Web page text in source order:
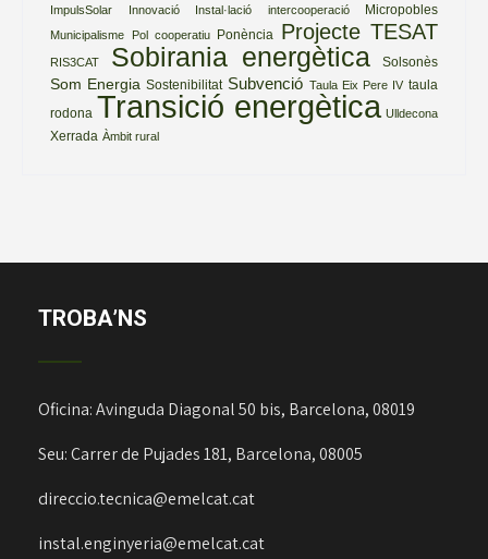
ImpulsSolar Innovació Instal·lació intercooperació Micropobles
Municipalisme Pol cooperatiu Ponència Projecte TESAT
RIS3CAT Sobirania energètica Solsonès
Som Energia Sostenibilitat Subvenció Taula Eix Pere IV taula
rodona Transició energètica Ulldecona
Xerrada Àmbit rural
TROBA’NS
Oficina: Avinguda Diagonal 50 bis, Barcelona, 08019
Seu: Carrer de Pujades 181, Barcelona, 08005
direccio.tecnica@emelcat.cat
instal.enginyeria@emelcat.cat